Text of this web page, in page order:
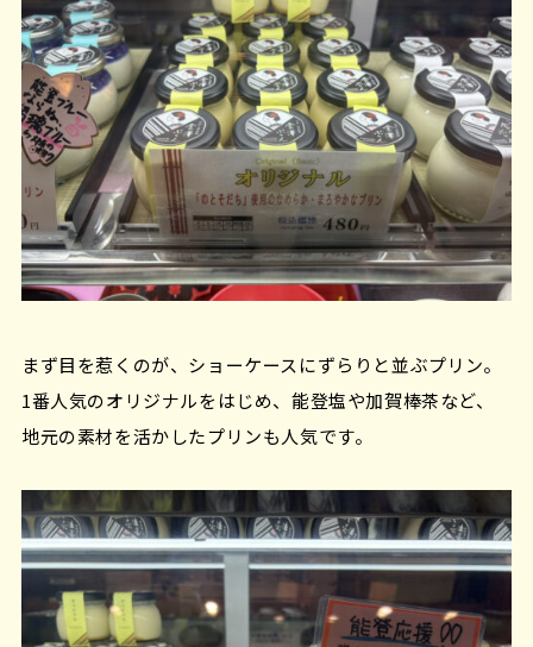
まず目を惹くのが、ショーケースにずらりと並ぶプリン。
1番人気のオリジナルをはじめ、能登塩や加賀棒茶など、
地元の素材を活かしたプリンも人気です。